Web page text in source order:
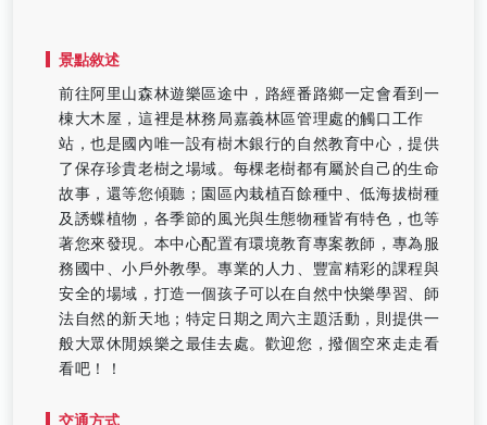
景點敘述
前往阿里山森林遊樂區途中，路經番路鄉一定會看到一
棟大木屋，這裡是林務局嘉義林區管理處的觸口工作
站，也是國內唯一設有樹木銀行的自然教育中心，提供
了保存珍貴老樹之場域。每棵老樹都有屬於自己的生命
故事，還等您傾聽；園區內栽植百餘種中、低海拔樹種
及誘蝶植物，各季節的風光與生態物種皆有特色，也等
著您來發現。本中心配置有環境教育專案教師，專為服
務國中、小戶外教學。專業的人力、豐富精彩的課程與
安全的場域，打造一個孩子可以在自然中快樂學習、師
法自然的新天地；特定日期之周六主題活動，則提供一
般大眾休閒娛樂之最佳去處。歡迎您，撥個空來走走看
看吧！！
交通方式